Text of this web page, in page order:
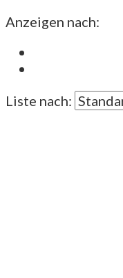
Anzeigen nach:
Liste nach: